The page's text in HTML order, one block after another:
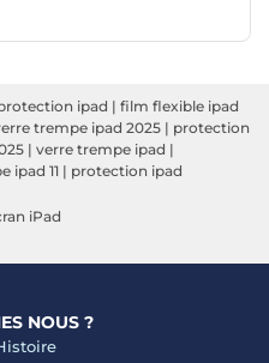
ipad | film flexible ipad
trempe ipad 2025 | protection
| verre trempe ipad |
ipad 11 | protection ipad
iPad
NOUS ?